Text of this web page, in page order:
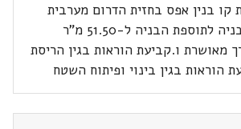
קו בנין אפס בחזית הדרום מערבית
ד.קביעת שטחי הבניה לתוספת הבניה ל-51.50 מ"ר
מאושרת ו.קביעת הוראות בגין הריסת
הוראות בגין בינוי ופיתוח השטח